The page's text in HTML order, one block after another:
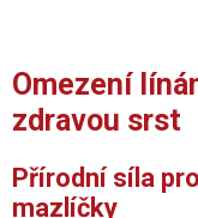
Omezení
zdravou srst
Přírodní síla
mazlíčky